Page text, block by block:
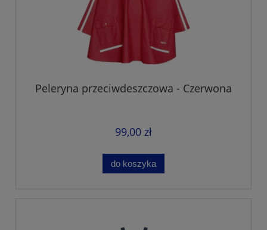
Peleryna przeciwdeszczowa - Czerwona
99,00 zł
do koszyka